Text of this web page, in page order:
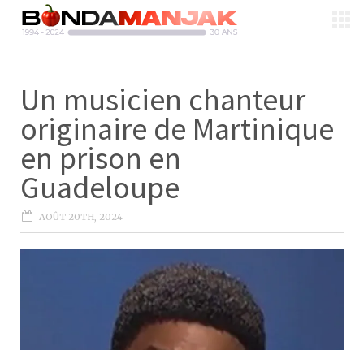
Un musicien chanteur
originaire de Martinique
en prison en
Guadeloupe
AOÛT 20TH, 2024